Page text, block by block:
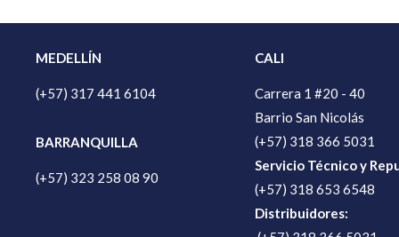
MEDELLÍN
(+57) 317 441 6104
BARRANQUILLA
(+57) 323 258 08 90
CALI
Carrera 1 #20 - 40
Barrio San Nicolás
(+57) 318 366 5031
Servicio Técnico y
(+57) 318 653 6548
Distribuidores: